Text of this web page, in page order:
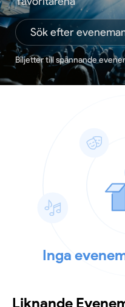
Biljetter till spännande
Inga
Liknande